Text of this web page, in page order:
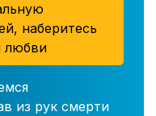
наберитесь
любви
из рук смерти